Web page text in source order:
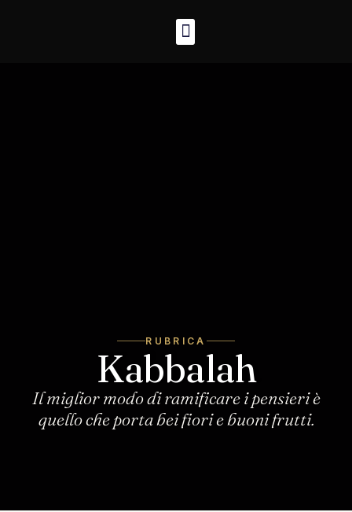
RUBRICA
Kabbalah
Il miglior modo di ramificare i pensieri è
quello che porta bei fiori e buoni frutti.